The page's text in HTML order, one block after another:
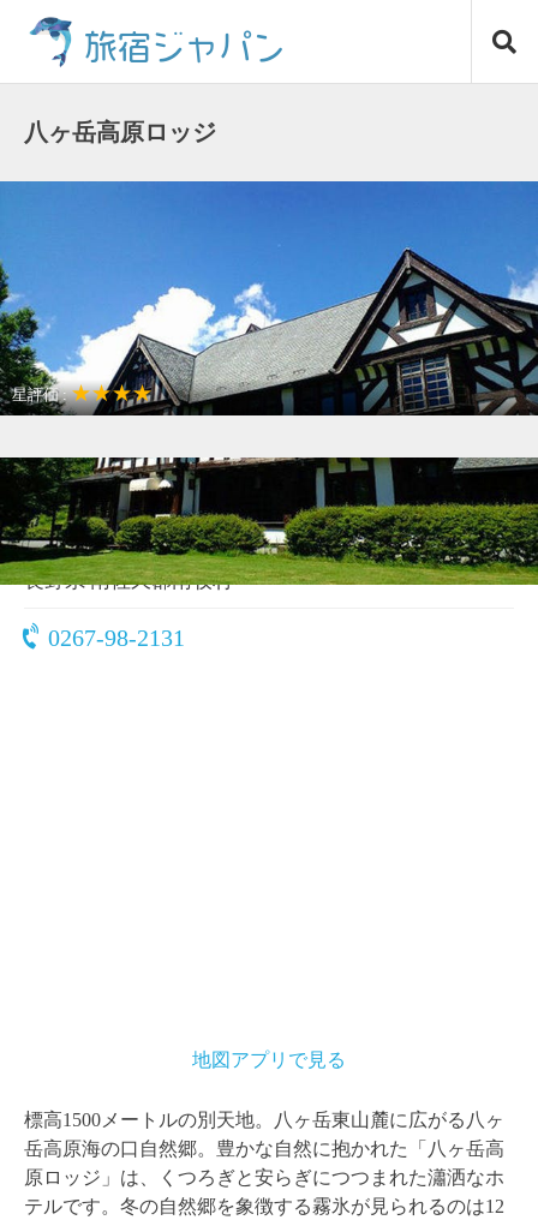
ス
プ
旅宿ジャパン
八ヶ岳高原ロッジ
星評価 :★★★★
観光名所が近い
〒384-1302
長野県 南佐久郡南牧村
0267-98-2131
地図アプリで見る
標高1500メートルの別天地。八ヶ岳東山麓に広がる八ヶ
岳高原海の口自然郷。豊かな自然に抱かれた「八ヶ岳高
原ロッジ」は、くつろぎと安らぎにつつまれた瀟洒なホ
テルです。冬の自然郷を象徴する霧氷が見られるのは12